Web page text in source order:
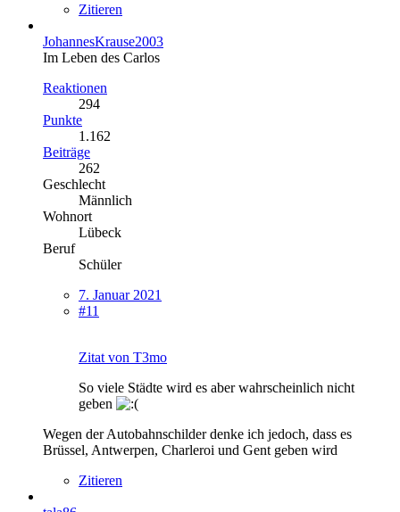
Zitieren
JohannesKrause2003
Im Leben des Carlos
Reaktionen
294
Punkte
1.162
Beiträge
262
Geschlecht
Männlich
Wohnort
Lübeck
Beruf
Schüler
7. Januar 2021
#11
Zitat von T3mo
So viele Städte wird es aber wahrscheinlich nicht
geben
Wegen der Autobahnschilder denke ich jedoch, dass es
Brüssel, Antwerpen, Charleroi und Gent geben wird
Zitieren